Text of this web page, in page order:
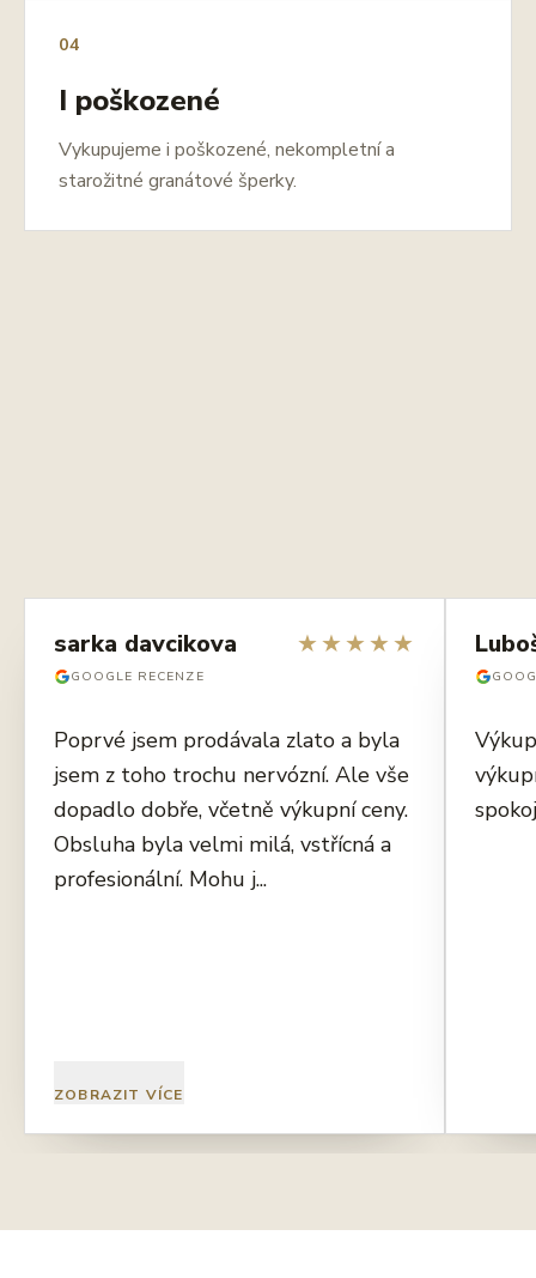
04
I poškozené
Vykupujeme i poškozené, nekompletní a
starožitné granátové šperky.
sarka davcikova
GOOGLE RECENZE
★★★★★
Poprvé jsem prodávala zlato a byla
jsem z toho trochu nervózní. Ale vše
dopadlo dobře, včetně výkupní ceny.
Obsluha byla velmi milá, vstřícná a
profesionální. Mohu j...
ZOBRAZIT VÍCE